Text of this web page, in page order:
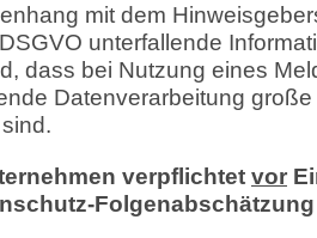
mit dem
unterfallende
dass bei Nutzung eines
Datenverarbeitung
verpflichtet vor
Folgenabschätzung